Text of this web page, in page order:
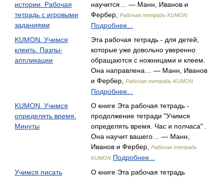
истории. Рабочая
тетрадь с игровыми
заданиями
научится… — Манн, Иванов и
Фербер,
Рабочая тетрадь KUMON
Подробнее...
KUMON. Учимся
клеить. Пазлы-
аппликации
Эта рабочая тетрадь - для детей,
которые уже довольно уверенно
обращаются с ножницами и клеем.
Она направлена… — Манн, Иванов
и Фербер,
Рабочая тетрадь KUMON
Подробнее...
KUMON. Учимся
определять время.
Минуты
О книге Эта рабочая тетрадь -
продолжение тетради "Учимся
определять время. Час и полчаса" .
Она научит вашего… — Манн,
Иванов и Фербер,
Рабочая тетрадь
KUMON Подробнее...
Учимся писать
О книге Эта рабочая тетрадь